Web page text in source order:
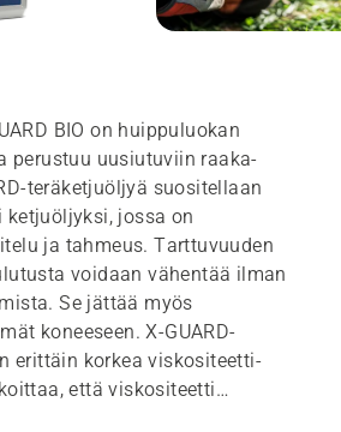
BIO on huippuluokan
perustuu uusiutuviin raaka-
teräketjuöljyä suositellaan
jossa on
ja tahmeus. Tarttuvuuden
voidaan vähentää ilman
Se jättää myös
koneeseen. X-GUARD-
erittäin korkea viskositeetti-
että viskositeetti